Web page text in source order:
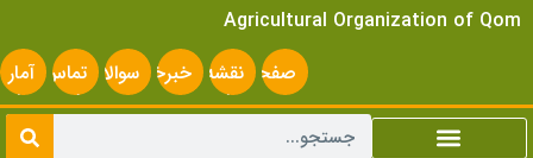
Agricultural Organization of Qom
صفحه
اصلی
نقشه
سایت
خبرخوانسوالات
متداول
تماس
با ما
آمار